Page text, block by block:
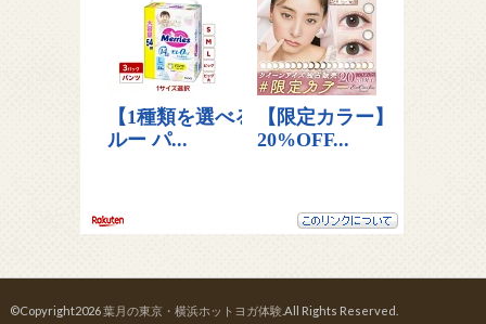
©Copyright2026葉月の東京・横浜ホットヨガ体験.All Rights Reserved.